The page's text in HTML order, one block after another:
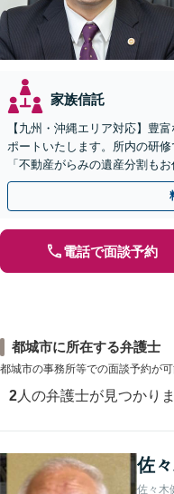
家族信託
【九州・沖縄エリア対応】豊
ポートいたします。所内の研
「不動産がらみの遺産分割も
策をおこないましょう【夜間
電話で面談予約
都城市に所在する弁護士
都城市の事務所等での面談予約が可
2 人の弁護士が見つかり
佐
佐々木